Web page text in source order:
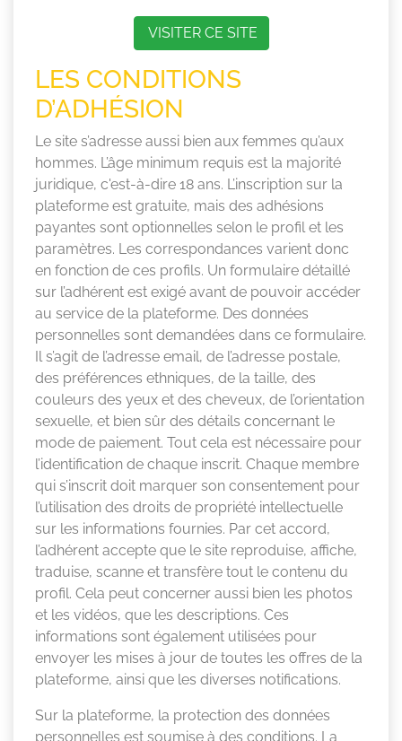
VISITER CE SITE
LES CONDITIONS
D’ADHÉSION
Le site s’adresse aussi bien aux femmes qu’aux
hommes. L’âge minimum requis est la majorité
juridique, c'est-à-dire 18 ans. L’inscription sur la
plateforme est gratuite, mais des adhésions
payantes sont optionnelles selon le profil et les
paramètres. Les correspondances varient donc
en fonction de ces profils. Un formulaire détaillé
sur l’adhérent est exigé avant de pouvoir accéder
au service de la plateforme. Des données
personnelles sont demandées dans ce formulaire.
Il s’agit de l’adresse email, de l’adresse postale,
des préférences ethniques, de la taille, des
couleurs des yeux et des cheveux, de l’orientation
sexuelle, et bien sûr des détails concernant le
mode de paiement. Tout cela est nécessaire pour
l’identification de chaque inscrit. Chaque membre
qui s’inscrit doit marquer son consentement pour
l’utilisation des droits de propriété intellectuelle
sur les informations fournies. Par cet accord,
l’adhérent accepte que le site reproduise, affiche,
traduise, scanne et transfère tout le contenu du
profil. Cela peut concerner aussi bien les photos
et les vidéos, que les descriptions. Ces
informations sont également utilisées pour
envoyer les mises à jour de toutes les offres de la
plateforme, ainsi que les diverses notifications.
Sur la plateforme, la protection des données
personnelles est soumise à des conditions. La